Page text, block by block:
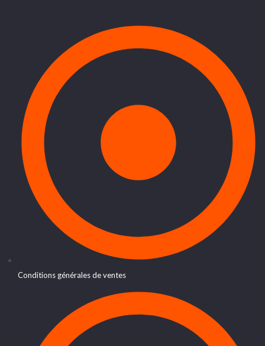
Conditions générales de ventes